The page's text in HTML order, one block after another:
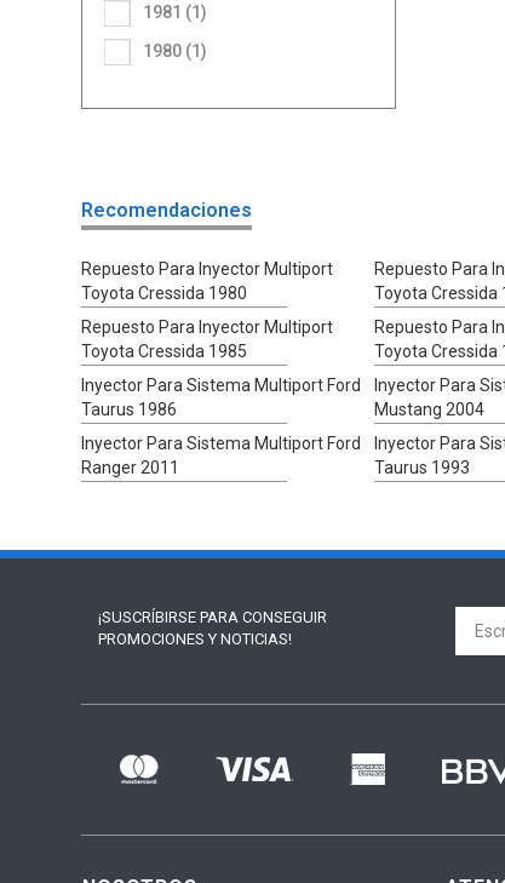
1980 (1)
1981 (1)
Recomendaciones
Repuesto Para Inyector Multiport
Toyota Cressida 1980
Repuesto Para
Toyota Cressida
Repuesto Para Inyector Multiport
Toyota Cressida 1985
Repuesto Para
Toyota Cressida
Inyector Para Sistema Multiport Ford
Taurus 1986
Inyector Para
Mustang 2004
Inyector Para Sistema Multiport Ford
Ranger 2011
Inyector Para
Taurus 1993
¡SUSCRÍBIRSE PARA CONSEGUIR
PROMOCIONES Y NOTICIAS!